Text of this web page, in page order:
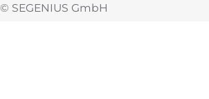
© SEGENIUS GmbH